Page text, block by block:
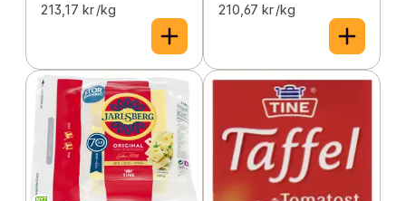
213,17 kr /kg 210,67 kr /kg